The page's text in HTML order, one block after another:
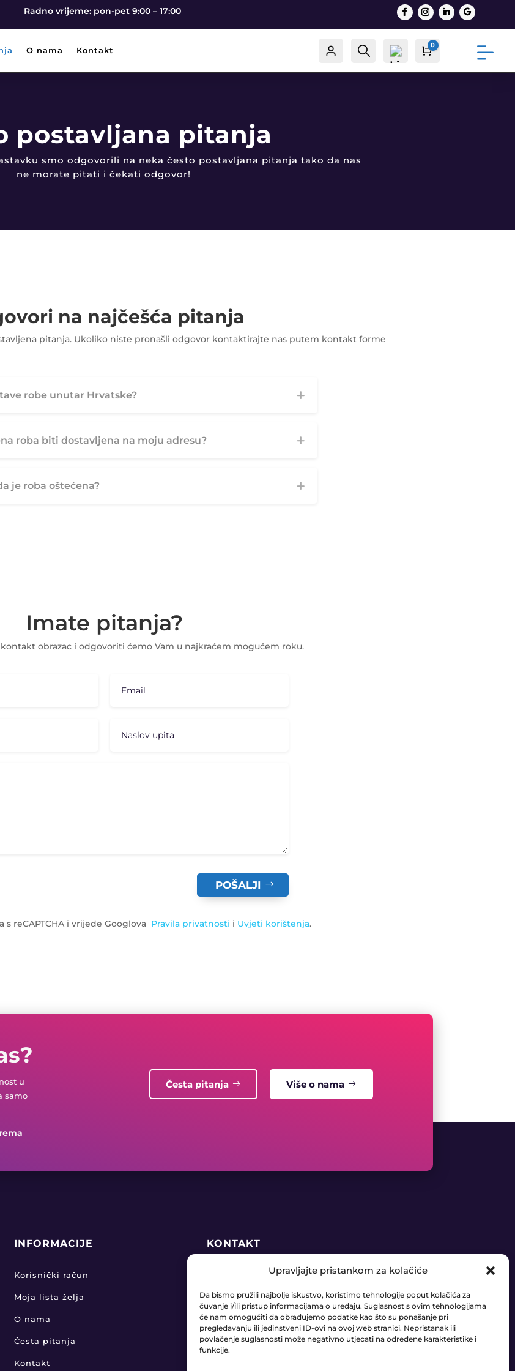
Upravljajte pristankom za kolačiće
Da bismo pružili najbolje iskustvo, koristimo tehnologije poput kolačića za
čuvanje i/ili pristup informacijama o uređaju. Suglasnost s ovim tehnologijama
će nam omogućiti da obrađujemo podatke kao što su ponašanje pri
pregledavanju ili jedinstveni ID-ovi na ovoj web stranici. Nepristanak ili
povlačenje suglasnosti može negativno utjecati na određene karakteristike i
funkcije.
Radno vrijeme: pon-pet 9:00 – 17:00
O nama Kontakt Račun Traži Cart
0
€
postavljana pitanja
smo odgovorili na neka često postavljana pitanja tako da nas
ne morate pitati i čekati odgovor!
na najčešća pitanja
pitanja. Ukoliko niste pronašli odgovor kontaktirajte nas putem kontakt forme
robe unutar Hrvatske?
roba biti dostavljena na moju adresu?
je roba oštećena?
Imate pitanja?
obrazac i odgovoriti ćemo Vam u najkraćem mogućem roku.
POŠALJI
s reCAPTCHA i vrijede Googlova Pravila privatnosti i Uvjeti korištenja.
u
samo
Česta pitanja Više o nama
INFORMACIJE
Korisnički račun
Moja lista želja
O nama
Česta pitanja
Kontakt
KONTAKT
+385 91 888 6406
prodaja@ledaudio.hr
 KLARIĆI 50B, 10410 VELIKA GORICA